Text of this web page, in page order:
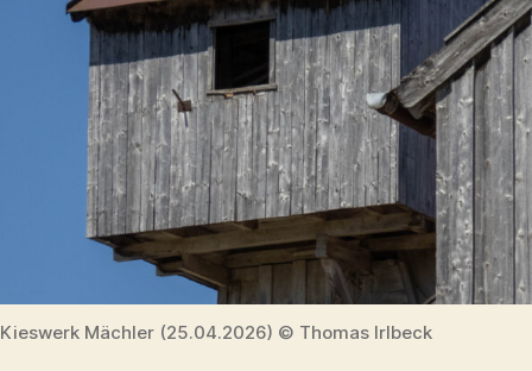
Kieswerk Mächler (25.04.2026) © Thomas Irlbeck